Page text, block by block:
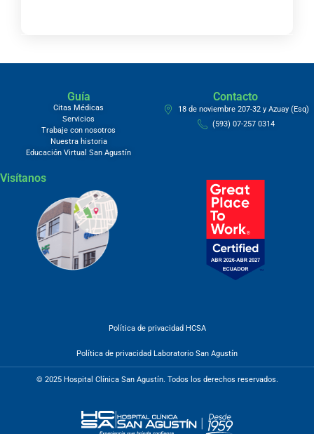
Guía
Citas Médicas
Servicios
Trabaje con nosotros
Nuestra historia
Educación Virtual San Agustín
Contacto
18 de noviembre 207-32 y Azuay (Esq)
(593) 07-257 0314
Visítanos
Política de privacidad HCSA
Política de privacidad Laboratorio San Agustín
© 2025 Hospital Clínica San Agustín. Todos los derechos reservados.